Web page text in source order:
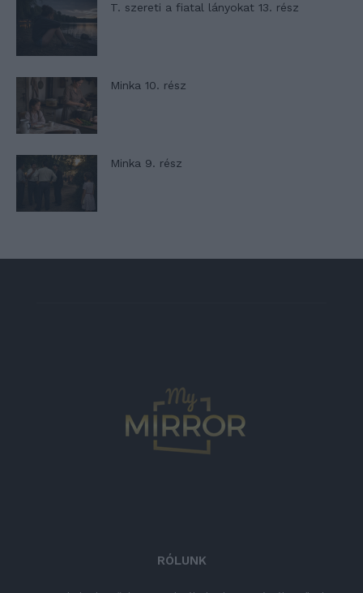
T. szereti a fiatal lányokat 13. rész
Minka 10. rész
Minka 9. rész
RÓLUNK